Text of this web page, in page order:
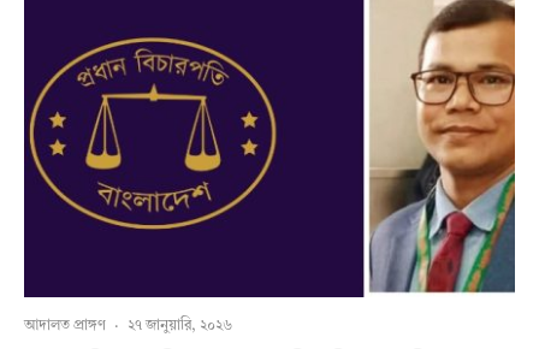
আদালত প্রাঙ্গণ · ২৭ জানুয়ারি, ২০২৬